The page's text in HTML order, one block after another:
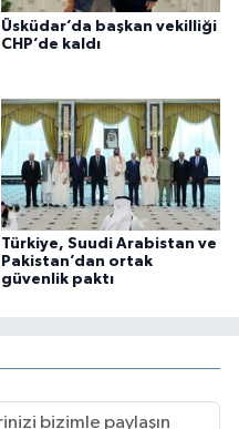
Üsküdar’da başkan vekilliği
CHP’de kaldı
Türkiye, Suudi Arabistan ve
Pakistan’dan ortak
güvenlik paktı